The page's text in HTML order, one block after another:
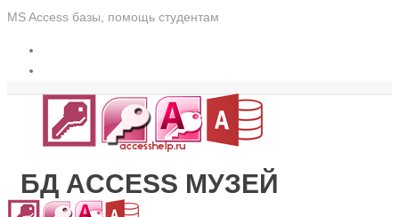
MS Access базы, помощь студентам
БД ACCESS МУЗЕЙ